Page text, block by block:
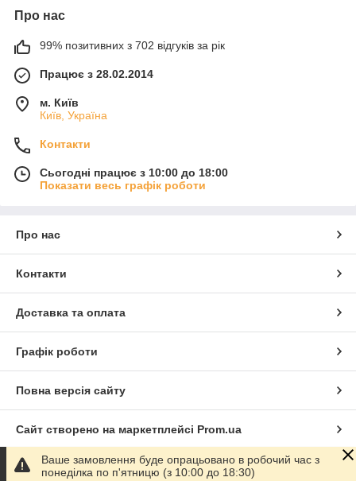
Про нас
99% позитивних з 702 відгуків за рік
Працює з 28.02.2014
м. Київ
Київ, Україна
Контакти
Сьогодні працює з 10:00 до 18:00
Показати весь графік роботи
Про нас
Контакти
Доставка та оплата
Графік роботи
Повна версія сайту
Сайт створено на маркетплейсі Prom.ua
Політика конфіденційності
Ваше замовлення буде опрацьовано в робочий час з
понеділка по п'ятницю (з 10:00 до 18:30)